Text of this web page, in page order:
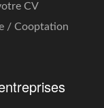
CV
/ Cooptation